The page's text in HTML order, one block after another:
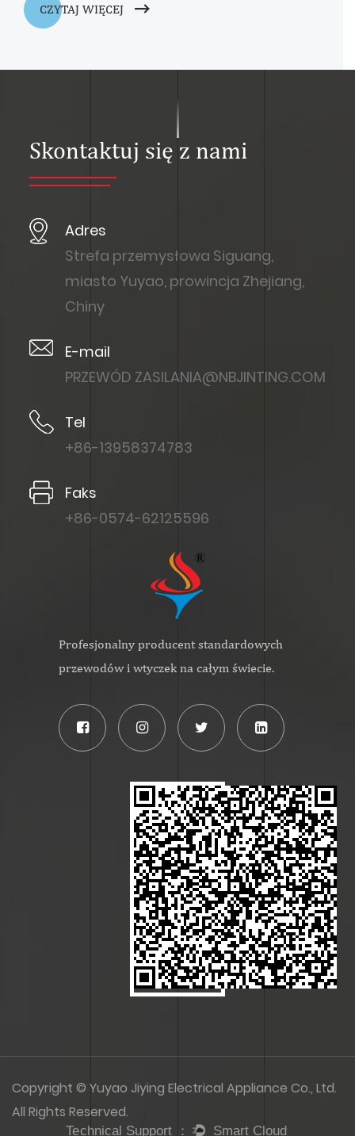
CZYTAJ WIĘCEJ
Skontaktuj się z nami
Adres
Strefa przemysłowa Siguang,
miasto Yuyao, prowincja Zhejiang,
Chiny
E-mail
PRZEWÓD ZASILANIA@NBJINTING.COM
Tel
+86-13958374783
Faks
+86-0574-62125596
Profesjonalny producent standardowych
przewodów i wtyczek na całym świecie.
Copyright © Yuyao Jiying Electrical Appliance Co., Ltd.
All Rights Reserved.